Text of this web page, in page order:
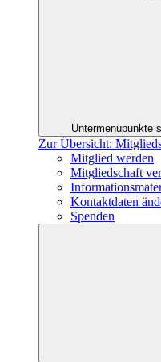
Untermenüpunkte
Zur Übersicht:
Mitglied werden
Mitgliedschaft
Kontaktdaten
Spenden